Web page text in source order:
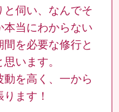
と伺い、なんでそ
本当にわからない
を必要な修行と
います。
を高く、一から
ます！